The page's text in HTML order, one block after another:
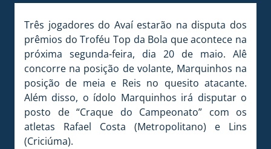
Três jogadores do Avaí estarão na disputa dos
prêmios do Troféu Top da Bola que acontece na
próxima segunda-feira, dia 20 de maio. Alê
concorre na posição de volante, Marquinhos na
posição de meia e Reis no quesito atacante.
Além disso, o ídolo Marquinhos irá disputar o
posto de “Craque do Campeonato” com os
atletas Rafael Costa (Metropolitano) e Lins
(Criciúma).